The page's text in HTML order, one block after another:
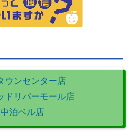
ウンセンター店
ドリバーモール店
中泊ベル店